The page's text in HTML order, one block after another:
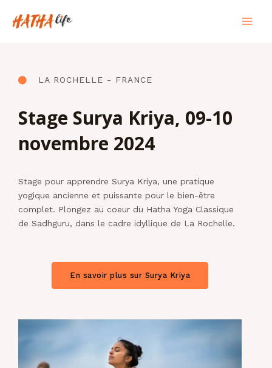
LA ROCHELLE - FRANCE
Stage Surya Kriya, 09-10
novembre 2024
Stage pour apprendre Surya Kriya, une pratique
yogique ancienne et puissante pour le bien-être
complet. Plongez au coeur du Hatha Yoga Classique
de Sadhguru, dans le cadre idyllique de La Rochelle.
En savoir plus sur Surya Kriya